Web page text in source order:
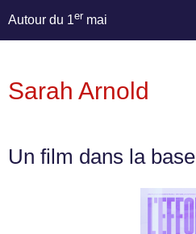
Autour du 1er mai
Sarah Arnold
Un film dans la base